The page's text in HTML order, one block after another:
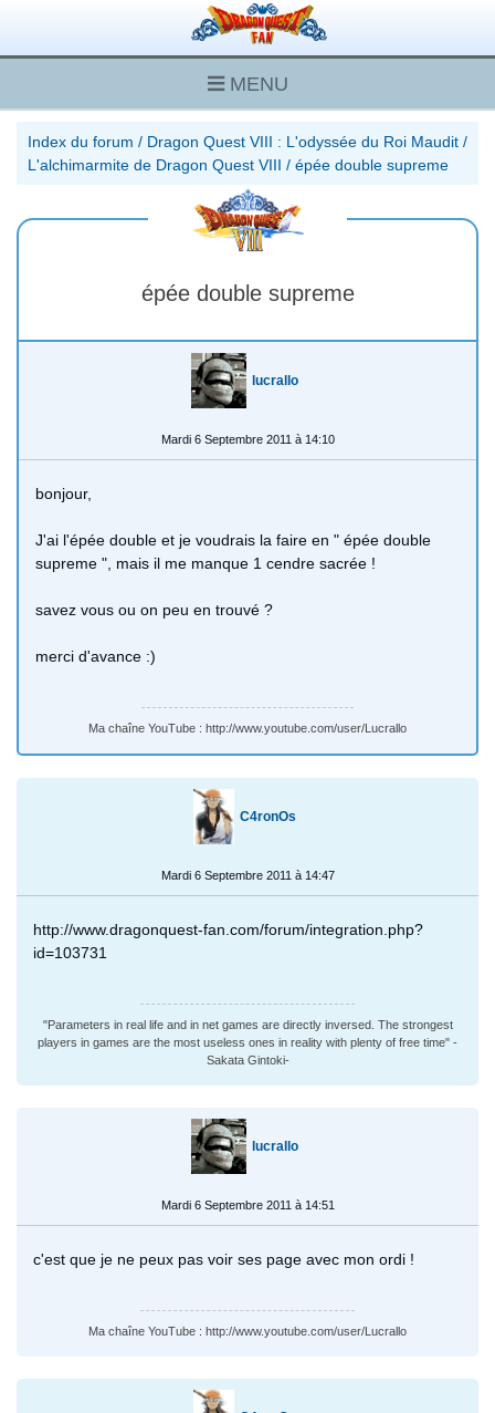
MENU
Index du forum / Dragon Quest VIII : L'odyssée du Roi Maudit /
L'alchimarmite de Dragon Quest VIII / épée double supreme
épée double supreme
lucrallo
Mardi 6 Septembre 2011 à 14:10
bonjour,
J'ai l'épée double et je voudrais la faire en " épée double
supreme ", mais il me manque 1 cendre sacrée !
savez vous ou on peu en trouvé ?
merci d'avance :)
Ma chaîne YouTube : http://www.youtube.com/user/Lucrallo
C4ronOs
Mardi 6 Septembre 2011 à 14:47
http://www.dragonquest-fan.com/forum/integration.php?
id=103731
"Parameters in real life and in net games are directly inversed. The strongest
players in games are the most useless ones in reality with plenty of free time" -
Sakata Gintoki-
lucrallo
Mardi 6 Septembre 2011 à 14:51
c'est que je ne peux pas voir ses page avec mon ordi !
Ma chaîne YouTube : http://www.youtube.com/user/Lucrallo